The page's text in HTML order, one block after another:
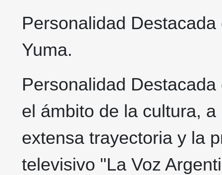
Personalidad
Yuma.
Personalidad
el ámbito de la cultura,
extensa trayectoria y la
televisivo "La Voz